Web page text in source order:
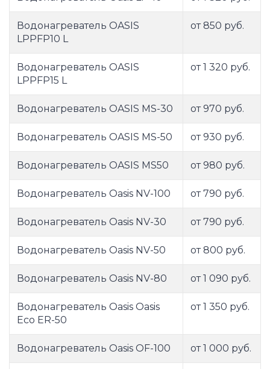
Водонагреватель OASIS
LPPFP10 L
от 850 руб.
Водонагреватель OASIS
LPPFP15 L
от 1 320 руб.
Водонагреватель OASIS MS-30 от 970 руб.
Водонагреватель OASIS MS-50 от 930 руб.
Водонагреватель OASIS MS50 от 980 руб.
Водонагреватель Oasis NV-100 от 790 руб.
Водонагреватель Oasis NV-30 от 790 руб.
Водонагреватель Oasis NV-50 от 800 руб.
Водонагреватель Oasis NV-80 от 1 090 руб.
Водонагреватель Oasis Oasis
Eco ER-50
от 1 350 руб.
Водонагреватель Oasis OF-100 от 1 000 руб.